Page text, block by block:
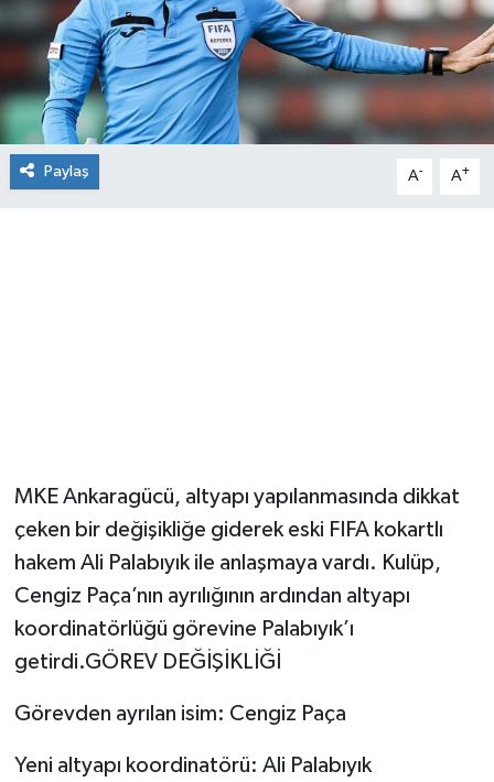
Paylaş A- A+
MKE Ankaragücü, altyapı yapılanmasında dikkat
çeken bir değişikliğe giderek eski FIFA kokartlı
hakem Ali Palabıyık ile anlaşmaya vardı. Kulüp,
Cengiz Paça’nın ayrılığının ardından altyapı
koordinatörlüğü görevine Palabıyık’ı
getirdi.GÖREV DEĞİŞİKLİĞİ
Görevden ayrılan isim: Cengiz Paça
Yeni altyapı koordinatörü: Ali Palabıyık